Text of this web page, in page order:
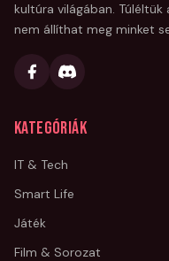
kultúra világában.
nem állíthat meg minket
Kategóriák
IT & Tech
Smart Life
Játék
Film & Sorozat